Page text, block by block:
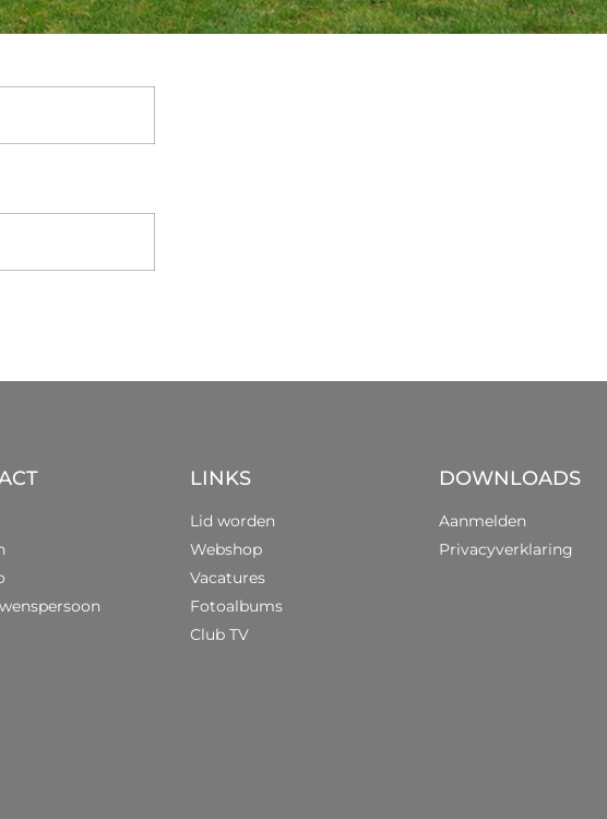
LINKS
Lid worden
Webshop
Vacatures
Fotoalbums
Club TV
DOWNLOADS
Aanmelden
Privacyverklaring